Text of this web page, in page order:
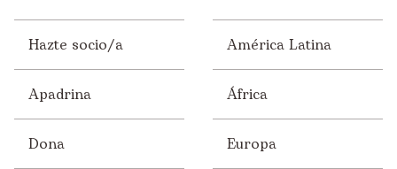
Hazte socio/a
Apadrina
Dona
América Latina
África
Europa